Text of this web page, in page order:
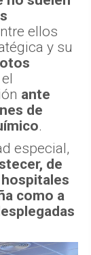
ellos
y su
ante
de
.
especial,
de
como a